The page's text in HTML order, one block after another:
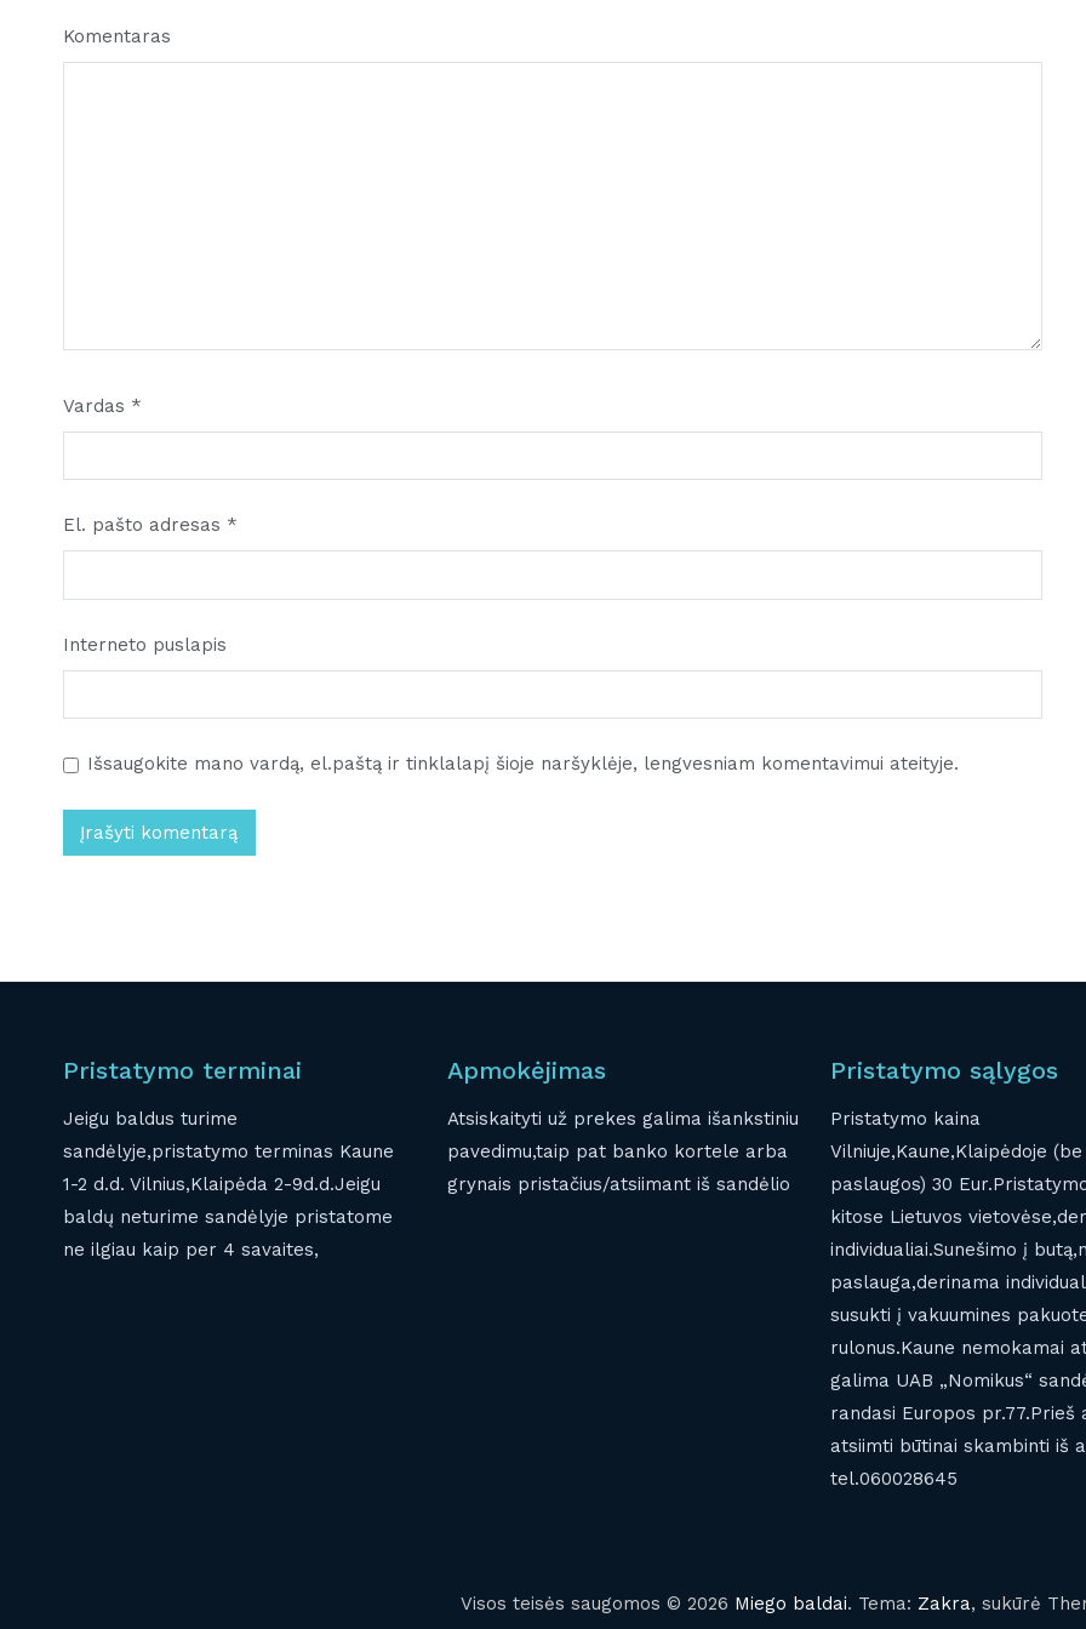
Komentaras
Vardas *
El. pašto adresas *
Interneto puslapis
Išsaugokite mano vardą, el.paštą ir tinklalapį šioje naršyklėje, lengvesniam komentavimui ateityje.
Pristatymo terminai
Jeigu baldus turime
sandėlyje,pristatymo terminas Kaune
1-2 d.d. Vilnius,Klaipėda 2-9d.d.Jeigu
baldų neturime sandėlyje pristatome
ne ilgiau kaip per 4 savaites,
Apmokėjimas
Atsiskaityti už prekes galima išankstiniu
pavedimu,taip pat banko kortele arba
grynais pristačius/atsiimant iš sandėlio
Pristatymo sąlygos
Pristatymo kaina
Vilniuje,Kaune,Klaipėdoje
paslaugos) 30
kitose Lietuvos
individualiai.Sunešimo į
paslauga,derinama
susukti į vakuumines
rulonus.Kaune nemokamai
galima UAB „Nomikus“
randasi Europos pr.77.Prieš
atsiimti būtinai skambinti iš
tel.060028645
Visos teisės saugomos © 2026 Miego baldai. Tema: Zakra, sukūrė